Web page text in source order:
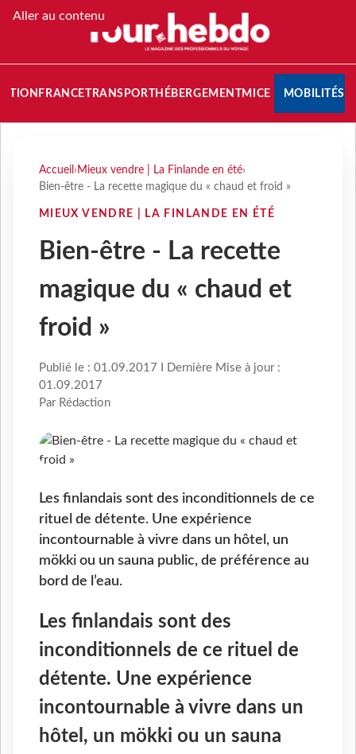
Aller au contenu
FRANCETRANSPORT HÉBERGEMENTMICE MOBILITÉS
Accueil › Mieux vendre | La Finlande en été›
Bien-être - La recette magique du « chaud et froid »
MIEUX VENDRE | LA FINLANDE EN ÉTÉ
Bien-être - La recette
magique du « chaud et
froid »
Publié le : 01.09.2017 I Dernière Mise à jour :
01.09.2017
Par Rédaction
Les finlandais sont des inconditionnels de ce
rituel de détente. Une expérience
incontournable à vivre dans un hôtel, un
mökki ou un sauna public, de préférence au
bord de l’eau.
Les finlandais sont des
inconditionnels de ce rituel de
détente. Une expérience
incontournable à vivre dans un
hôtel, un mökki ou un sauna